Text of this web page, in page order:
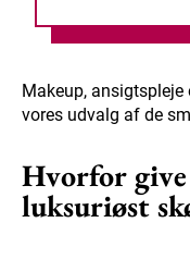
Makeup,
vores udvalg af de
Hvorfor
luksuriøst